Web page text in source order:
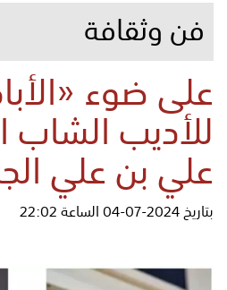
فن وثقافة
على ضوء
للأديب الشاب
علي بن علي
بتاريخ 2024-07-04 الساعة 22:02